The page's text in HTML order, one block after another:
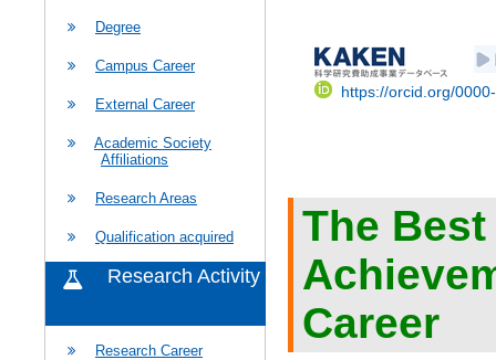
Degree
Campus Career
External Career
Academic Society
Affiliations
Research Areas
Qualification acquired
Research Activity
Research Career
https://orcid.org/
The
Career